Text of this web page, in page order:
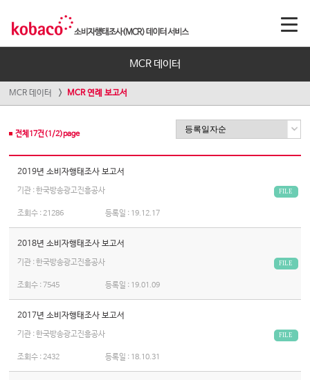
MCR 데이터
MCR 데이터 MCR 연례 보고서
전체 17건(1 /2)page
2019년 소비자행태조사 보고서
기관 : 한국방송광고진흥공사 FILE
조회수 :21286 등록일 : 19.12.17
2018년 소비자행태조사 보고서
기관 : 한국방송광고진흥공사 FILE
조회수 :7545 등록일 : 19.01.09
2017년 소비자행태조사 보고서
기관 : 한국방송광고진흥공사 FILE
조회수 :2432 등록일 : 18.10.31